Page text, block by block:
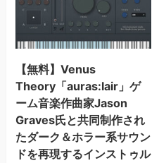
【無料】Venus
Theory「auras:lair」ゲ
ーム音楽作曲家Jason
Graves氏と共同制作され
たダーク＆ホラー系サウン
ドを再現するインストゥル